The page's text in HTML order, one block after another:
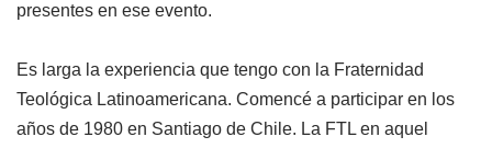
presentes en ese evento.
Es larga la experiencia que tengo con la Fraternidad
Teológica Latinoamericana. Comencé a participar en los
años de 1980 en Santiago de Chile. La FTL en aquel